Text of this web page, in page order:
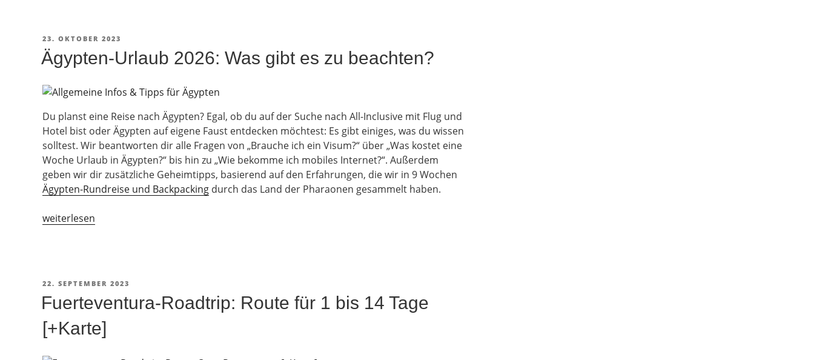
es
zu
VERÖFFENTLICHT
AM
23. OKTOBER 2023
Ägypten-Urlaub 2026: Was gibt es zu beachten?
Du planst eine Reise nach Ägypten? Egal, ob du auf der Suche nach All-Inclusive mit Flug und
Hotel bist oder Ägypten auf eigene Faust entdecken möchtest: Es gibt einiges, was du wissen
solltest. Wir beantworten dir alle Fragen von „Brauche ich ein Visum?“ über „Was kostet eine
Woche Urlaub in Ägypten?“ bis hin zu „Wie bekomme ich mobiles Internet?“. Außerdem
geben wir dir zusätzliche Geheimtipps, basierend auf den Erfahrungen, die wir in 9 Wochen
Ägypten-Rundreise und Backpacking durch das Land der Pharaonen gesammelt haben.
„Ägypten-
zu
beachten?“
weiterlesen
VERÖFFENTLICHT
22. SEPTEMBER 2023
Fuerteventura-Roadtrip: Route für 1 bis 14 Tage
[+Karte]